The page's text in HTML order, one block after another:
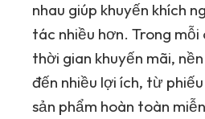
nhau giúp khuyến khích
tác nhiều hơn. Trong mỗi
thời gian khuyến mãi,
đến nhiều lợi ích, từ
sản phẩm hoàn toàn